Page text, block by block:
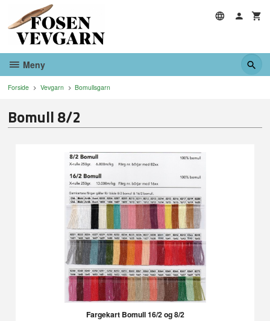
innholdet
Meny
Forside Vevgarn Bomullsgarn
Bomull 8/2
Fargekart Bomull 16/2 og 8/2